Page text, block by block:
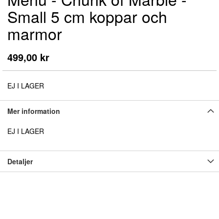
Small 5 cm koppar och
marmor
499,00 kr
EJ I LAGER
till
början
av
bildgalleriet
Mer information
EJ I LAGER
Detaljer